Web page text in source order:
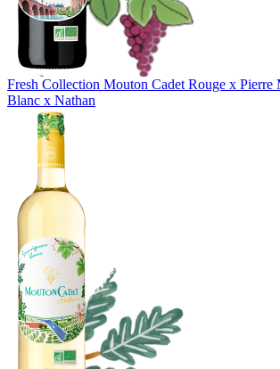
Fresh Collection Mouton Cadet Rouge x Pierre
Blanc x Nathan